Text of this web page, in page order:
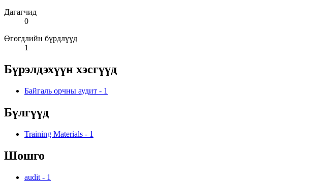
Дагагчид
0
Өгөгдлийн бүрдлүүд
1
Бүрэлдэхүүн хэсгүүд
Байгаль орчны аудит - 1
Бүлгүүд
Training Materials - 1
Шошго
audit - 1